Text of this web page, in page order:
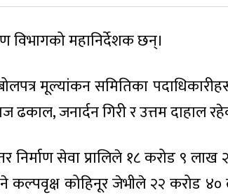
विभागको महानिर्देशक छन्।
मूल्यांकन समितिका
ढकाल, जनार्दन गिरी र उत्तम दाहाल
निर्माण सेवा प्रालिले १८ करोड ९
कल्पवृक्ष कोहिनूर जेभीले २२ करोड